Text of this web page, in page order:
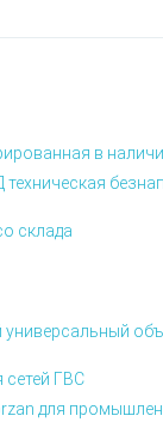
в
техническая
склада
универсальный
сетей ГВС
для